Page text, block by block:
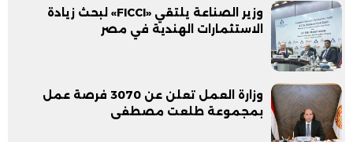
وزير الصناعة يلتقي «FICCI» لبحث زيادة
الاستثمارات الهندية في مصر
وزارة العمل تعلن عن 3070 فرصة عمل
بمجموعة طلعت مصطفى